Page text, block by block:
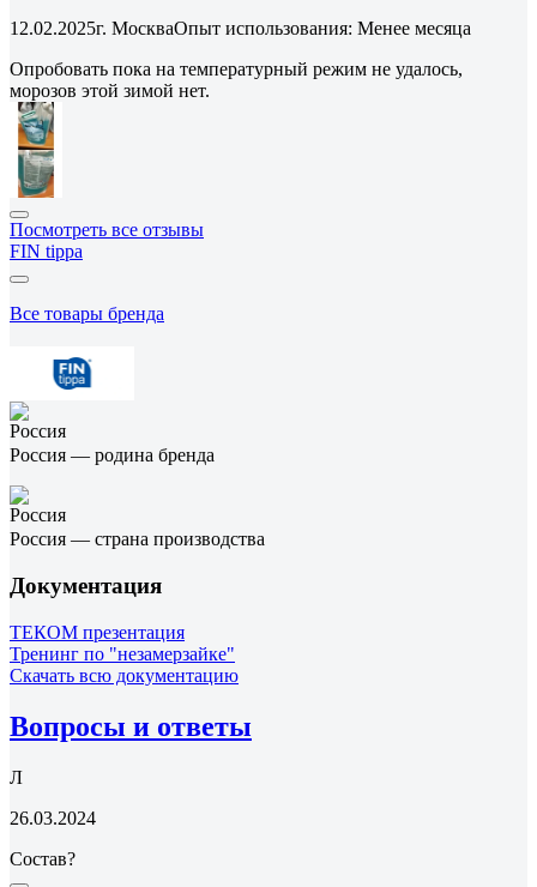
12.02.2025г. МоскваОпыт использования: Менее месяца
Опробовать пока на температурный режим не удалось,
морозов этой зимой нет.
Посмотреть все отзывы
FIN tippa
Все товары бренда
Россия — родина бренда
Россия — страна производства
Документация
ТЕКОМ презентация
Тренинг по "незамерзайке"
Скачать всю документацию
Вопросы и ответы
Л
26.03.2024
Состав?